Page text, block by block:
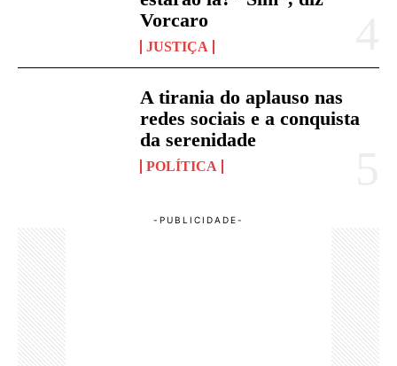
Vorcaro
JUSTIÇA
A tirania do aplauso nas
redes sociais e a conquista
da serenidade
POLÍTICA